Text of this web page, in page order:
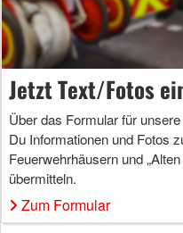
Jetzt Text/Fotos
Über das Formular für
Du Informationen und Fotos
Feuerwehrhäusern und
übermitteln.
Zum Formular